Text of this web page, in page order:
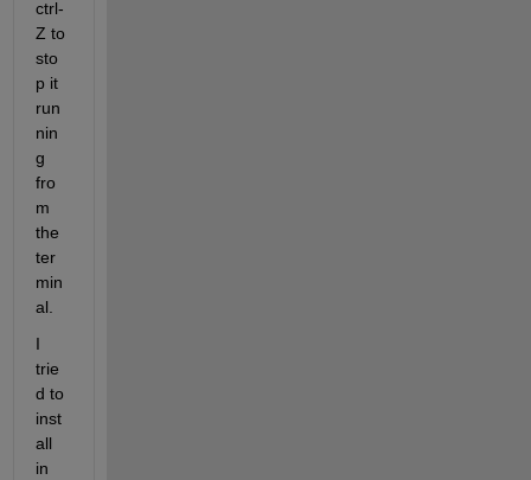
ctrl-
Z to
sto
p it
run
nin
g
fro
m
the
ter
min
al.
I
trie
d to
inst
all
in